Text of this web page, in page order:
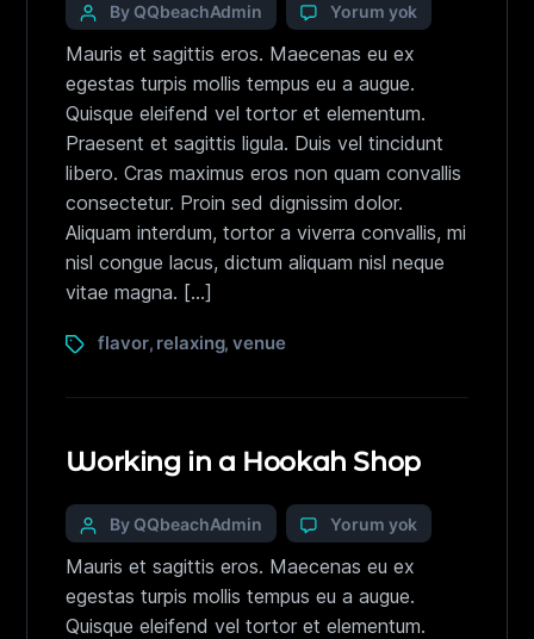
By QQbeachAdmin Yorum yok
Mauris et sagittis eros. Maecenas eu ex
egestas turpis mollis tempus eu a augue.
Quisque eleifend vel tortor et elementum.
Praesent et sagittis ligula. Duis vel tincidunt
libero. Cras maximus eros non quam convallis
consectetur. Proin sed dignissim dolor.
Aliquam interdum, tortor a viverra convallis, mi
nisl congue lacus, dictum aliquam nisl neque
vitae magna. […]
flavor, relaxing,venue
Working in a Hookah Shop
By QQbeachAdmin Yorum yok
Mauris et sagittis eros. Maecenas eu ex
egestas turpis mollis tempus eu a augue.
Quisque eleifend vel tortor et elementum.